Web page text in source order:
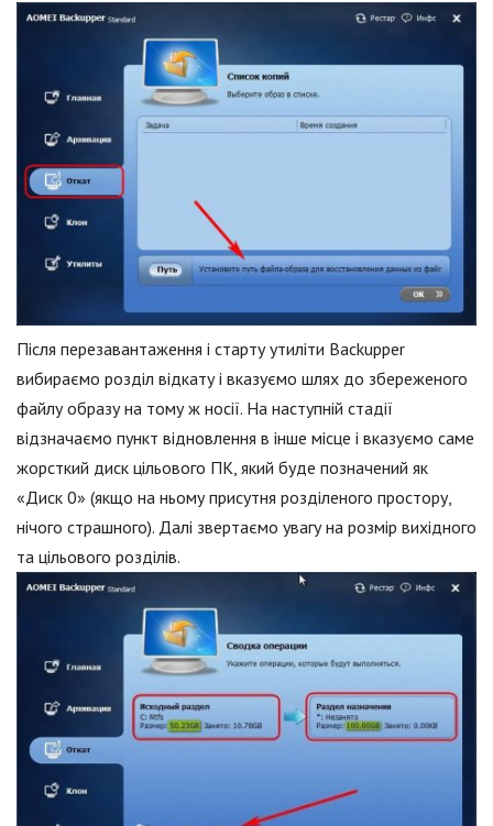
Після перезавантаження і старту утиліти Backupper
вибираємо розділ відкату і вказуємо шлях до збереженого
файлу образу на тому ж носії. На наступній стадії
відзначаємо пункт відновлення в інше місце і вказуємо саме
жорсткий диск цільового ПК, який буде позначений як
«Диск 0» (якщо на ньому присутня розділеного простору,
нічого страшного). Далі звертаємо увагу на розмір вихідного
та цільового розділів.